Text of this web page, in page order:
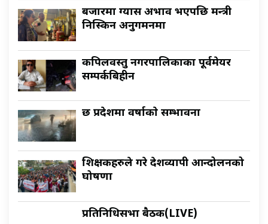
बजारमा ग्यास अभाव भएपछि मन्त्री
निस्किन अनुगमनमा
कपिलवस्तु नगरपालिकाका पूर्वमेयर
सम्पर्कबिहीन
छ प्रदेशमा वर्षाकाे सम्भावना
शिक्षकहरुले गरे देशव्यापी आन्दोलनको
घोषणा
प्रतिनिधिसभा बैठक(LIVE)